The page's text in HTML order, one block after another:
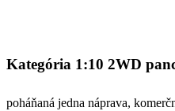
Kategória 1:10 2WD
poháňaná jedna náprava,